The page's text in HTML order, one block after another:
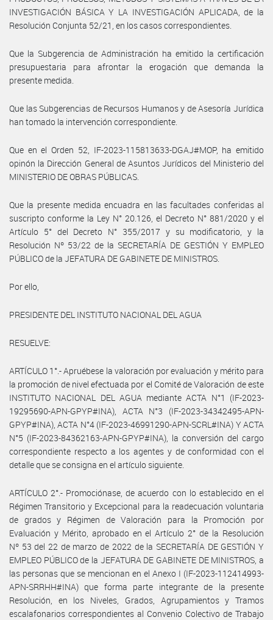
INVESTIGACIÓN BÁSICA Y LA INVESTIGACIÓN APLICADA, de la
Resolución Conjunta 52/21, en los casos correspondientes.
Que la Subgerencia de Administración ha emitido la certificación
presupuestaria para afrontar la erogación que demanda la
presente medida.
Que las Subgerencias de Recursos Humanos y de Asesoría Jurídica
han tomado la intervención correspondiente.
Que en el Orden 52, IF-2023-115813633-DGAJ#MOP, ha emitido
opinón la Dirección General de Asuntos Jurídicos del Ministerio del
MINISTERIO DE OBRAS PÚBLICAS.
Que la presente medida encuadra en las facultades conferidas al
suscripto conforme la Ley N° 20.126, el Decreto N° 881/2020 y el
Artículo 5° del Decreto N° 355/2017 y su modificatorio, y la
Resolución Nº 53/22 de la SECRETARÍA DE GESTIÓN Y EMPLEO
PÚBLICO de la JEFATURA DE GABINETE DE MINISTROS.
Por ello,
PRESIDENTE DEL INSTITUTO NACIONAL DEL AGUA
RESUELVE:
ARTÍCULO 1°.- Apruébese la valoración por evaluación y mérito para
la promoción de nivel efectuada por el Comité de Valoración de este
INSTITUTO NACIONAL DEL AGUA mediante ACTA N°1 (IF-2023-
19295690-APN-GPYP#INA), ACTA N°3 (IF-2023-34342495-APN-
GPYP#INA), ACTA N°4 (IF-2023-46991290-APN-SCRL#INA) Y ACTA
N°5 (IF-2023-84362163-APN-GPYP#INA), la conversión del cargo
correspondiente respecto a los agentes y de conformidad con el
detalle que se consigna en el artículo siguiente.
ARTÍCULO 2°.- Promociónase, de acuerdo con lo establecido en el
Régimen Transitorio y Excepcional para la readecuación voluntaria
de grados y Régimen de Valoración para la Promoción por
Evaluación y Mérito, aprobado en el Artículo 2° de la Resolución
Nº 53 del 22 de marzo de 2022 de la SECRETARÍA DE GESTIÓN Y
EMPLEO PÚBLICO de la JEFATURA DE GABINETE DE MINISTROS, a
las personas que se mencionan en el Anexo I (IF-2023-112414993-
APN-SRRHH#INA) que forma parte integrante de la presente
Resolución, en los Niveles, Grados, Agrupamientos y Tramos
escalafonarios correspondientes al Convenio Colectivo de Trabajo